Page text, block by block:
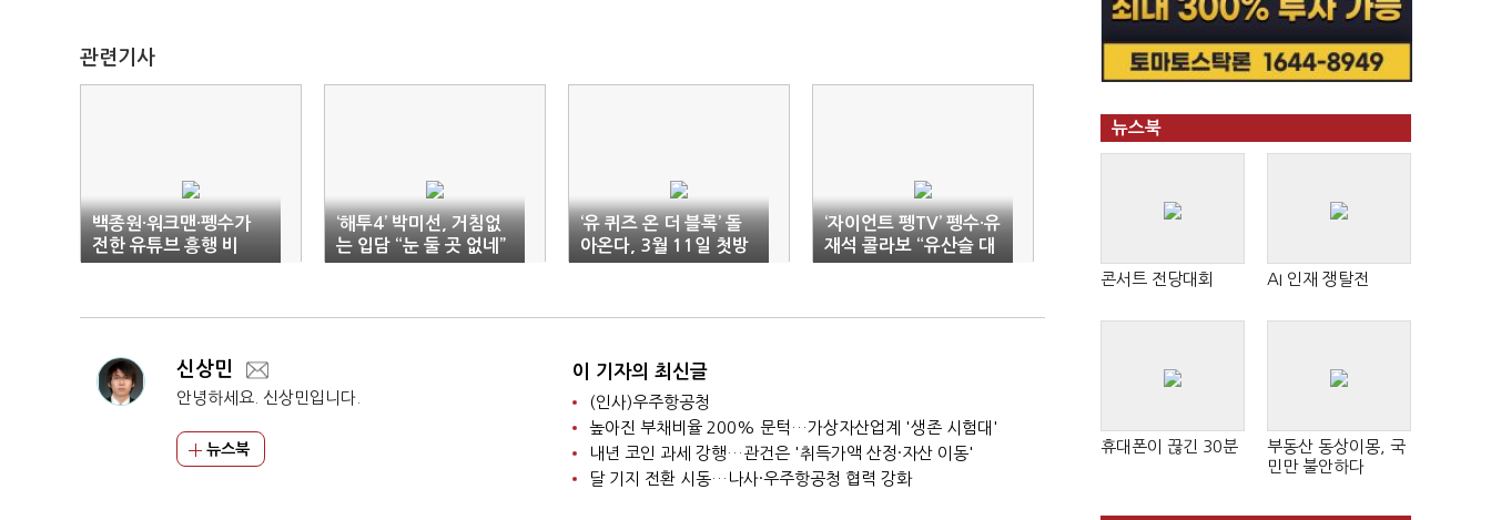
관련기사
백종원·워크맨·펭수가
전한 유튜브 흥행 비
결…"정보·캐릭터"
‘해투4’ 박미선, 거침없
는 입담 “눈 둘 곳 없네”
‘유 퀴즈 온 더 블록’ 돌
아온다, 3월 11일 첫방
‘자이언트 펭TV’ 펭수·유
재석 콜라보 “유산슬 대
신 왔다”
신상민
안녕하세요. 신상민입니다.
뉴스북
이 기자의 최신글
(인사)우주항공청
높아진 부채비율 200% 문턱…가상자산업계 '생존 시험대'
내년 코인 과세 강행…관건은 '취득가액 산정·자산 이동'
달 기지 전환 시동…나사·우주항공청 협력 강화
뉴스북
콘서트 전당대회 AI 인재 쟁탈전
휴대폰이 끊긴 30분
부동산 동상이몽, 국
민만 불안하다